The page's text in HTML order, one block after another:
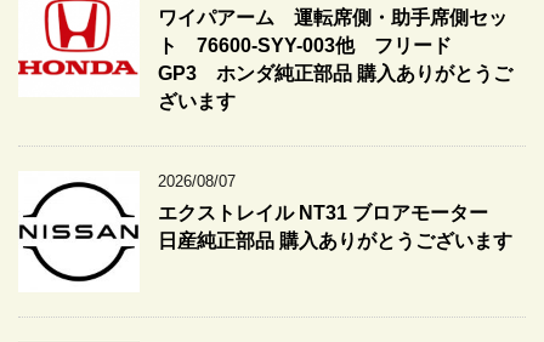
ワイパアーム 運転席側・助手席側セッ
ト 76600-SYY-003他 フリード
GP3 ホンダ純正部品 購入ありがとうご
ざいます
2026/08/07
エクストレイル NT31 ブロアモーター
日産純正部品 購入ありがとうございます